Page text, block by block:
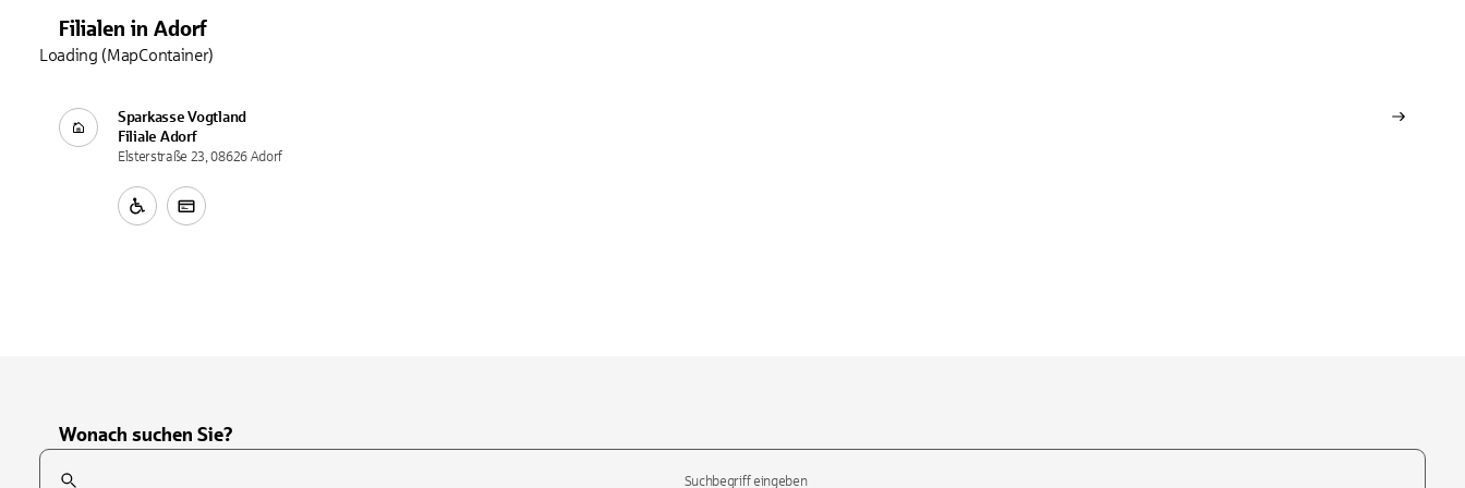
Filialen in Adorf
Sparkasse Vogtland
Filiale Adorf
Elsterstraße 23, 08626 Adorf
Loading (MapContainer)
Wonach suchen Sie?
Suchfeld